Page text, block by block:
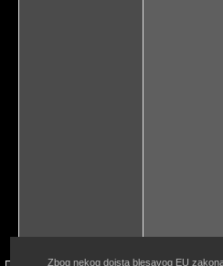
Zbog nekog doista blesavog EU